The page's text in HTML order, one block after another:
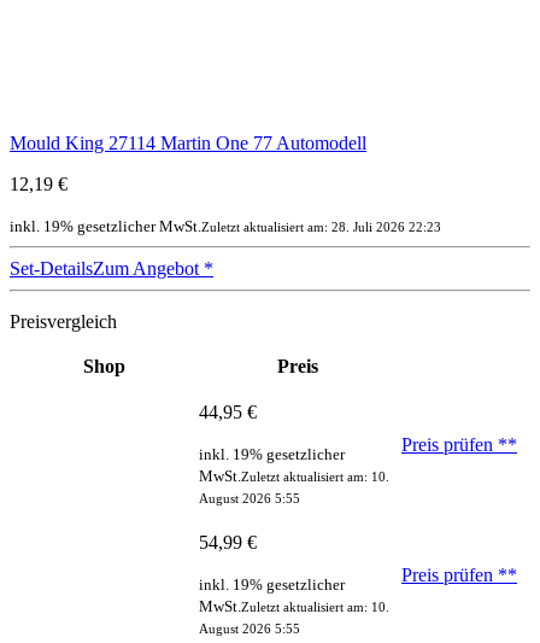
Mould King 27114 Martin One 77 Automodell
12,19 €
inkl. 19% gesetzlicher MwSt. Zuletzt aktualisiert am: 28. Juli 2026 22:23
Set-DetailsZum Angebot *
Preisvergleich
Shop Preis
44,95 €
inkl. 19% gesetzlicher
MwSt. Zuletzt aktualisiert am: 10.
August 2026 5:55
Preis prüfen **
54,99 €
inkl. 19% gesetzlicher
MwSt. Zuletzt aktualisiert am: 10.
August 2026 5:55
Preis prüfen **